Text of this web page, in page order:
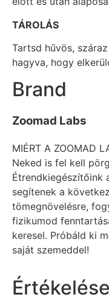
TÁROLÁS
Tartsd hűvös,
hagyva, hogy
Brand
Zoomad Labs
MIÉRT A ZOOMAD
Neked is fel kell
Étrendkiegészítőink
segítenek a
tömegnövelésre,
fizikumod
keresel. Próbáld ki
saját szemeddel!